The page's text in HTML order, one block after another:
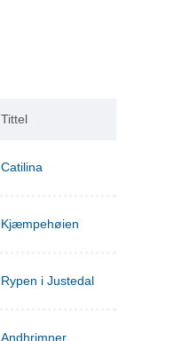
Tittel
Catilina
Kjæmpehøien
Rypen i Justedal
Andhrimner